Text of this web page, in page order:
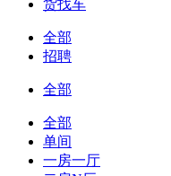
货找车
全部
招聘
全部
全部
单间
一房一厅